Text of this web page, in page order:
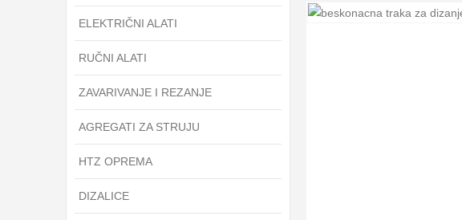
ELEKTRIČNI ALATI
RUČNI ALATI
ZAVARIVANJE I REZANJE
AGREGATI ZA STRUJU
HTZ OPREMA
DIZALICE